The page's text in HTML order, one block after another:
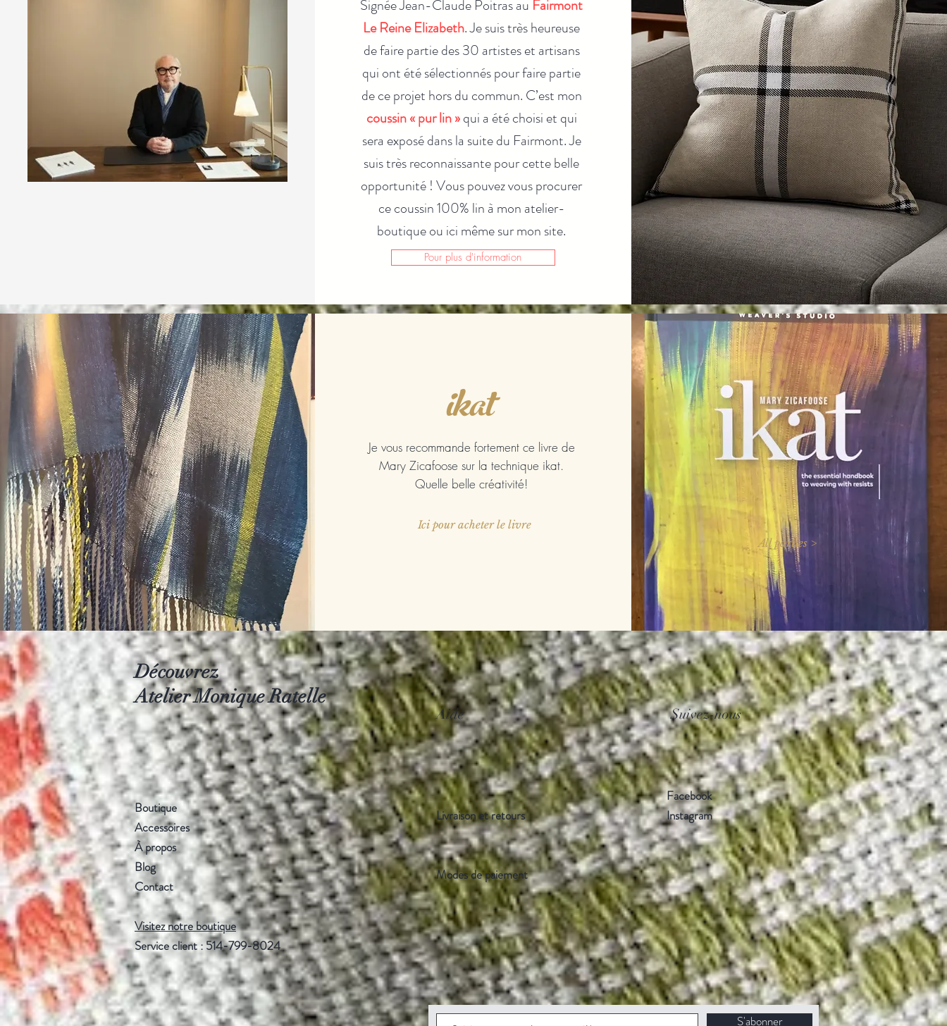
Signée Jean-Claude Poitras au Fairmont
Le Reine Elizabeth. Je suis très heureuse
de faire partie des 30 artistes et artisans
qui ont été sélectionnés pour faire partie
de ce projet hors du commun. C’est mon
coussin « pur lin »qui a été choisi et qui
sera exposé dans la suite du Fairmont. Je
suis très reconnaissante pour cette belle
opportunité ! Vous pouvez vous procurer
ce coussin 100% lin à mon atelier-
boutique ou ici même sur mon site.
Pour plus d'information
ikat
Je vous recommande fortement ce livre de
Mary Zicafoose sur la technique ikat.
Quelle belle créativité!
Ici pour acheter le livre
All parties >
Découvrez
Atelier Monique Ratelle
Aide
Boutique
Accessoires
À propos
Blog
Contact
Visitez notre boutique
Service client : 514-799-8024
Livraison et retours
Modes de paiement
Suivez-nous
Facebook
Instagram
S'abonner